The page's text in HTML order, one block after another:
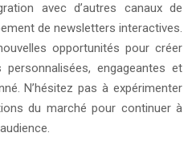
avec d’autres canaux de
de newsletters interactives.
opportunités pour créer
engageantes et
N’hésitez pas à expérimenter
du marché pour continuer à